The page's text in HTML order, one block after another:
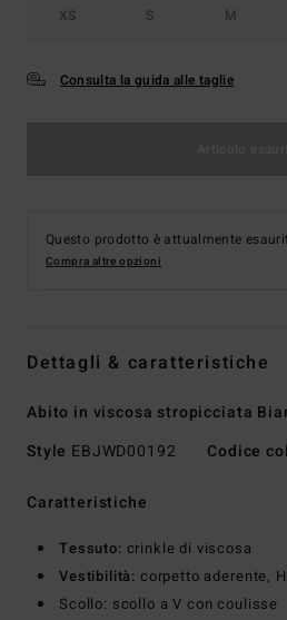
XS S M
Consulta la guida alle taglie
Questo prodotto è attualmente
Compra altre opzioni
Dettagli & caratteristiche
Abito in viscosa stropicciata
Style EBJWD00192 Codice
Caratteristiche
Tessuto: crinkle di viscosa
Vestibilità: corpetto aderente,
Scollo: scollo a V con coulisse